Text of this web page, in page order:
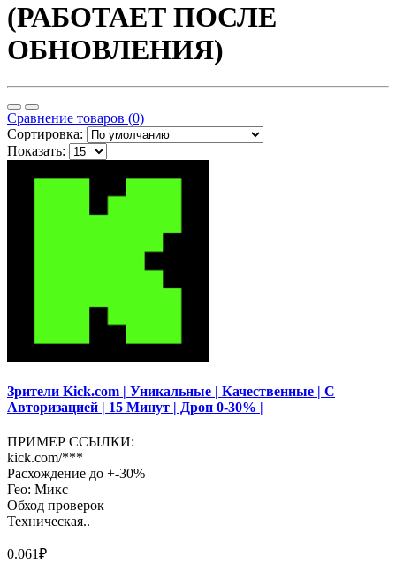
(РАБОТАЕТ ПОСЛЕ
ОБНОВЛЕНИЯ)
Сравнение товаров (0)
Сортировка:
Показать:
Зрители Kick.com | Уникальные | Качественные | С
Авторизацией | 15 Минут | Дроп 0-30% |
ПРИМЕР ССЫЛКИ:
kick.com/***
Расхождение до +-30%
Гео: Микс
Обход проверок
Техническая..
0.061₽